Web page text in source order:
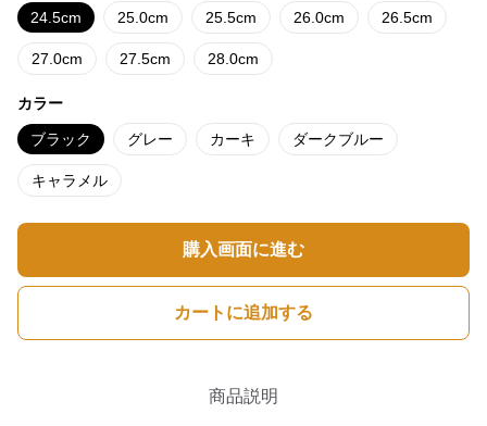
24.5cm 25.0cm 25.5cm 26.0cm 26.5cm
27.0cm 27.5cm 28.0cm
カラー
ブラック グレー カーキ ダークブルー
キャラメル
購入画面に進む
カートに追加する
商品説明